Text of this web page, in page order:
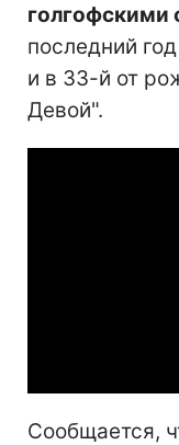
голгофскими
последний
и в 33-й от
Девой".
Сообщается,